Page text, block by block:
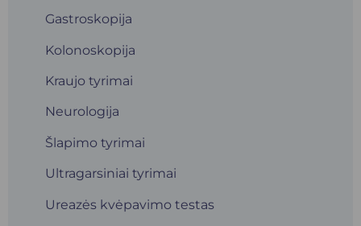
Gastroskopija
Kolonoskopija
Kraujo tyrimai
Neurologija
Šlapimo tyrimai
Ultragarsiniai tyrimai
Ureazės kvėpavimo testas